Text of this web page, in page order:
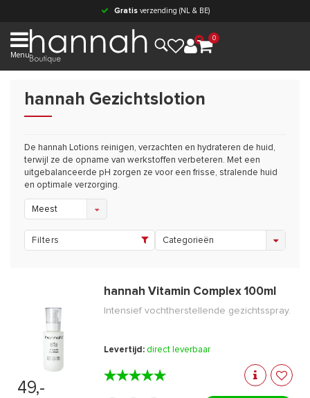
Gratisverzending (NL & BE)
Menu
0
hannah Gezichtslotion
De hannah Lotions reinigen, verzachten en hydrateren de huid,
terwijl ze de opname van werkstoffen verbeteren. Met een
uitgebalanceerde pH zorgen ze voor een frisse, stralende huid
en optimale verzorging.
Meest
bekeken
Filters
Categorieën
49,-
hannah Vitamin Complex 100ml
Intensief vochtherstellende gezichtsspray.
Levertijd: direct leverbaar
★★★★★
★★★★★